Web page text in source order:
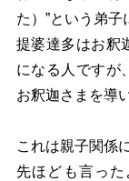
た）”という弟子
提婆達多はお釈
になる人ですが
お釈迦さまを導
これは親子関係
先ほども言っ